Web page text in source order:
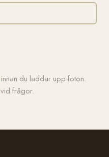
innan du laddar upp foton.
vid frågor.